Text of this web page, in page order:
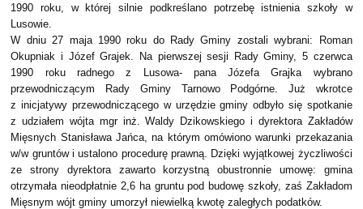
1990 roku, w której silnie podkreślano potrzebę istnienia szkoły w
Lusowie.
W dniu 27 maja 1990 roku do Rady Gminy zostali wybrani: Roman
Okupniak i Józef Grajek. Na pierwszej sesji Rady Gminy, 5 czerwca
1990 roku radnego z Lusowa- pana Józefa Grajka wybrano
przewodniczącym Rady Gminy Tarnowo Podgórne. Już wkrotce
z inicjatywy przewodniczącego w urzędzie gminy odbyło się spotkanie
z udziałem wójta mgr inż. Waldy Dzikowskiego i dyrektora Zakładów
Mięsnych Stanisława Jańca, na którym omówiono warunki przekazania
w/w gruntów i ustalono procedurę prawną. Dzięki wyjątkowej życzliwości
ze strony dyrektora zawarto korzystną obustronnie umowę: gmina
otrzymała nieodpłatnie 2,6 ha gruntu pod budowę szkoły, zaś Zakładom
Mięsnym wójt gminy umorzył niewielką kwotę zaległych podatków.